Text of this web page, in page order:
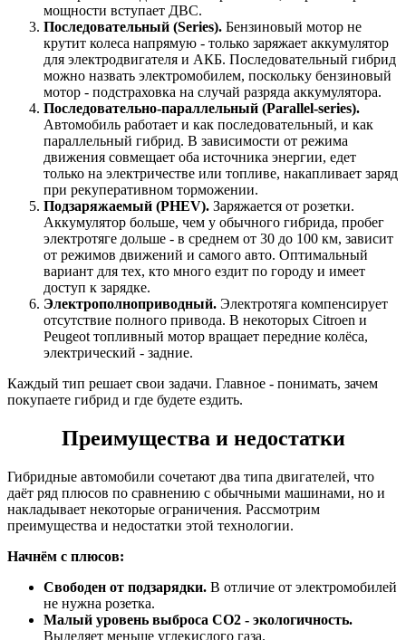
мощности вступает ДВС.
Последовательный (Series). Бензиновый мотор не
крутит колеса напрямую - только заряжает аккумулятор
для электродвигателя и АКБ. Последовательный гибрид
можно назвать электромобилем, поскольку бензиновый
мотор - подстраховка на случай разряда аккумулятора.
Последовательно-параллельный (Parallel-series).
Автомобиль работает и как последовательный, и как
параллельный гибрид. В зависимости от режима
движения совмещает оба источника энергии, едет
только на электричестве или топливе, накапливает заряд
при рекуперативном торможении.
Подзаряжаемый (PHEV). Заряжается от розетки.
Аккумулятор больше, чем у обычного гибрида, пробег
электротяге дольше - в среднем от 30 до 100 км, зависит
от режимов движений и самого авто. Оптимальный
вариант для тех, кто много ездит по городу и имеет
доступ к зарядке.
Электрополноприводный. Электротяга компенсирует
отсутствие полного привода. В некоторых Citroen и
Peugeot топливный мотор вращает передние колёса,
электрический - задние.
Каждый тип решает свои задачи. Главное - понимать, зачем
покупаете гибрид и где будете ездить.
Преимущества и недостатки
Гибридные автомобили сочетают два типа двигателей, что
даёт ряд плюсов по сравнению с обычными машинами, но и
накладывает некоторые ограничения. Рассмотрим
преимущества и недостатки этой технологии.
Начнём с плюсов:
Свободен от подзарядки. В отличие от электромобилей
не нужна розетка.
Малый уровень выброса CO2 - экологичность.
Выделяет меньше углекислого газа.